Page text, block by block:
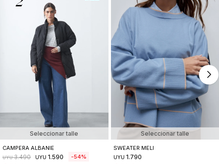
Seleccionar talle
CAMPERA ALBANIE
UYU 3.490 UYU 1.590 54
Seleccionar talle
SWEATER MELI
UYU 1.790